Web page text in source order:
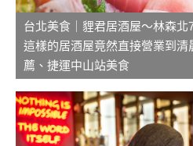
台北美食｜貍君居酒屋～林森
這樣的居酒屋竟然直接營業到清
薦、捷運中山站美食